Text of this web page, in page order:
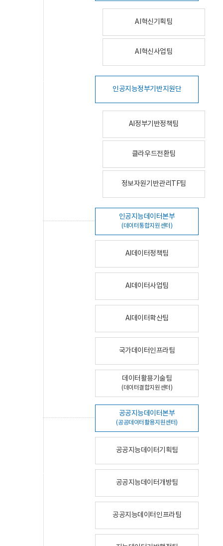
AI혁신기획팀
AI혁신사업팀
인공지능정부기반지원단
AI정부기반정책팀
클라우드전환팀
정보자원기반관리TF팀
인공지능데이터본부
(데이터통합지원센터)
AI데이터정책팀
AI데이터사업팀
AI데이터확산팀
국가데이터인프라팀
데이터활용기술팀
(데이터결합지원센터)
공공지능데이터본부
(공공데이터활용지원센터)
공공지능데이터기획팀
공공지능데이터개방팀
공공지능데이터인프라팀